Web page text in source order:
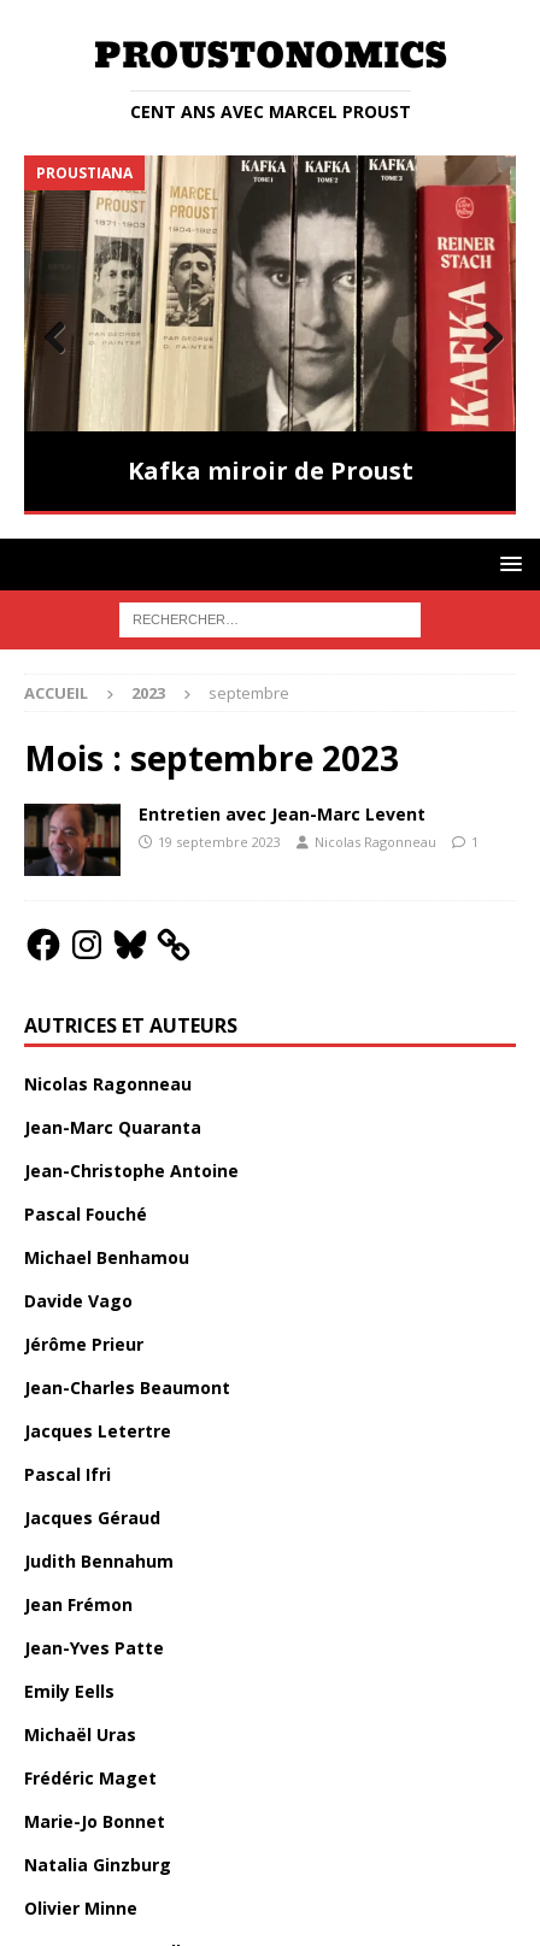
CENT ANS AVEC MARCEL PROUST
PROUSTIANA
Kafka miroir de Proust
Nex
ACCUEIL 2023 septembre
Mois : septembre 2023
Entretien avec Jean-Marc Levent
19 septembre 2023 Nicolas Ragonneau 1
AUTRICES ET AUTEURS
Nicolas Ragonneau
Jean-Marc Quaranta
Jean-Christophe Antoine
Pascal Fouché
Michael Benhamou
Davide Vago
Jérôme Prieur
Jean-Charles Beaumont
Jacques Letertre
Pascal Ifri
Jacques Géraud
Judith Bennahum
Jean Frémon
Jean-Yves Patte
Emily Eells
Michaël Uras
Frédéric Maget
Marie-Jo Bonnet
Natalia Ginzburg
Olivier Minne